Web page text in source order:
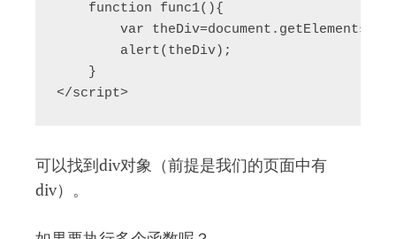
    function func1(){
var
        alert(theDiv);
    }
</script>
可以找到div对象（前提是我们的页面中有
div）。